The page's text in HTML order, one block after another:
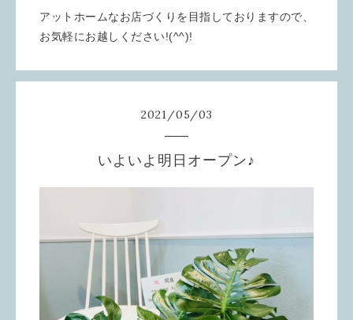
アットホームなお店づくりを目指しておりますので、
お気軽にお越しください!(^^)!
2021/05/03
いよいよ明日オープン♪